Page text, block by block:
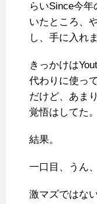
らいSince今
いたところ、
し、手に入れ
きっかけは
代わりに使っ
だけど、あま
覚悟はしてた。
結果。
一口目、うん
激マズではな